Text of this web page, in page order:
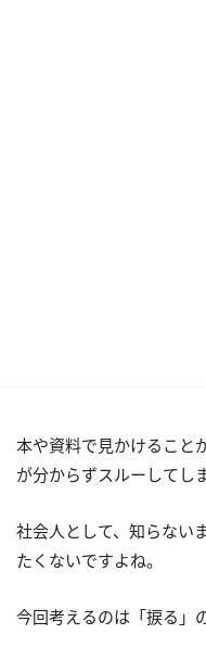
本や資料で見かけること
が分からずスルーしてし
社会人として、知らない
たくないですよね。
今回考えるのは「捩る」